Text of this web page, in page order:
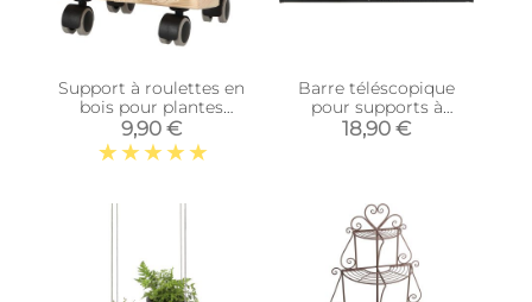
Support à roulettes en
bois pour plantes
d'intérieur (Rond -
Naturel)
9,90 €
Barre téléscopique
pour supports à
plantes (216 cm)
18,90 €